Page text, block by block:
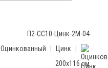
П2-СС10-Цинк-2М-04
Оцинкованный Цинк
200х116 см